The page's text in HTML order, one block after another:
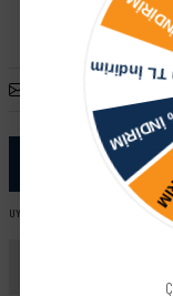
UYUMLU ARAÇ VE MOTOR TIPLERI: